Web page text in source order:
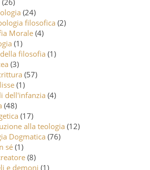
(24)
filosofica (2)
Morale (4)
(1)
filosofia (1)
(3)
(57)
(1)
dell'infanzia (4)
(48)
(17)
alla teologia (12)
Dogmatica (76)
sé (1)
(8)
e demoni (1)